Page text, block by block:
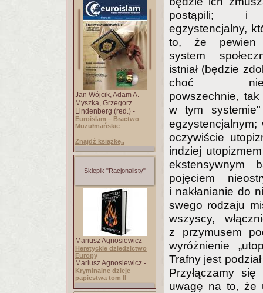
Jan Wójcik, Adam A.
Myszka, Grzegorz
Lindenberg (red.) -
Euroislam – Bractwo
Muzułmańskie
Znajdź książkę..
Sklepik "Racjonalisty"
Mariusz Agnosiewicz -
Heretyckie dziedzictwo
Europy
Mariusz Agnosiewicz -
Kryminalne dzieje
papiestwa tom II
postąpili; i
egzystencjalny,
to, że pewien
system
istniał (będzie
choć
powszechnie,
w tym
oczywiście
indziej
ekstensywnym
pojęciem
i nakłanianie do
swego rodzaju
wszyscy,
z przymusem
wyróżnienie
Trafny jest
Przyłączamy
uwagę na to, że